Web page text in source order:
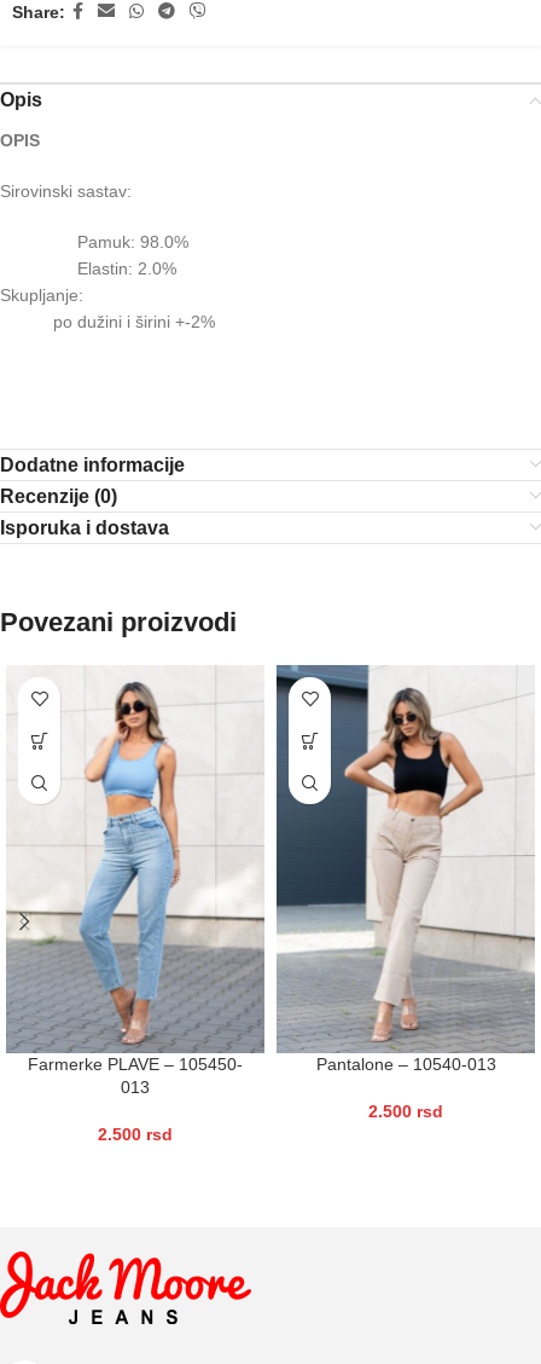
Share:
Opis
OPIS
Sirovinski sastav:
Pamuk: 98.0%
Elastin: 2.0%
Skupljanje:
po dužini i širini +-2%
Dodatne informacije
Recenzije (0)
Isporuka i dostava
Povezani proizvodi
Farmerke PLAVE – 105450-
013
2.500 rsd
Pantalone – 10540-013
2.500 rsd